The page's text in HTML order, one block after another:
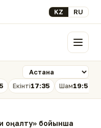
Select your
KZ RU
Мәзір
Екінті17:35 Шам19:54
оңалту» бойынша